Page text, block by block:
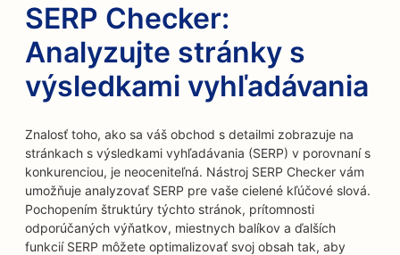
SERP Checker:
Analyzujte stránky s
výsledkami vyhľadávania
Znalosť toho, ako sa váš obchod s detailmi zobrazuje na
stránkach s výsledkami vyhľadávania (SERP) v porovnaní s
konkurenciou, je neoceniteľná. Nástroj SERP Checker vám
umožňuje analyzovať SERP pre vaše cielené kľúčové slová.
Pochopením štruktúry týchto stránok, prítomnosti
odporúčaných výňatkov, miestnych balíkov a ďalších
funkcií SERP môžete optimalizovať svoj obsah tak, aby